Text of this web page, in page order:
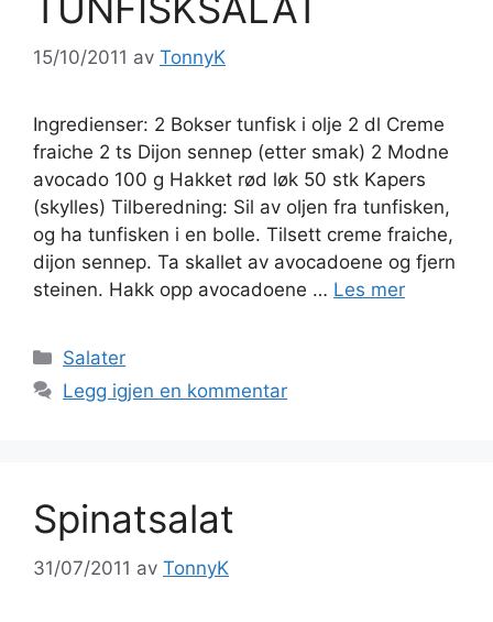
15/10/2011 av TonnyK
Ingredienser: 2 Bokser tunfisk i olje 2 dl Creme
fraiche 2 ts Dijon sennep (etter smak) 2 Modne
avocado 100 g Hakket rød løk 50 stk Kapers
(skylles) Tilberedning: Sil av oljen fra tunfisken,
og ha tunfisken i en bolle. Tilsett creme fraiche,
dijon sennep. Ta skallet av avocadoene og fjern
steinen. Hakk opp avocadoene … Les mer
Kategorier
Salater
Legg igjen en kommentar
Spinatsalat
31/07/2011 av TonnyK